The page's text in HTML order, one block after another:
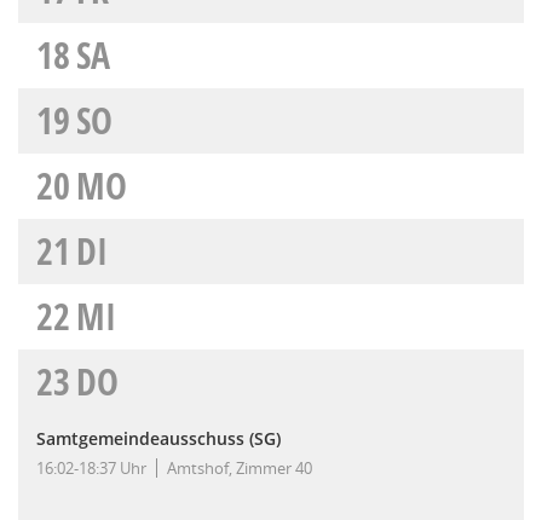
18SA
19SO
20MO
21 DI
22MI
23DO
Samtgemeindeausschuss (SG)
16:02-18:37 Uhr Amtshof, Zimmer 40